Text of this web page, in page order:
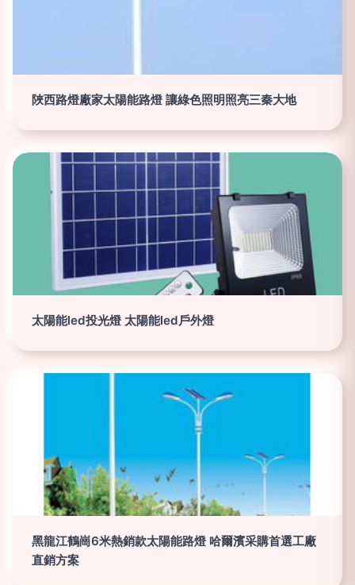
陜西路燈廠家太陽能路燈 讓綠色照明照亮三秦大地
太陽能led投光燈 太陽能led戶外燈
黑龍江鶴崗6米熱銷款太陽能路燈 哈爾濱采購首選工廠
直銷方案